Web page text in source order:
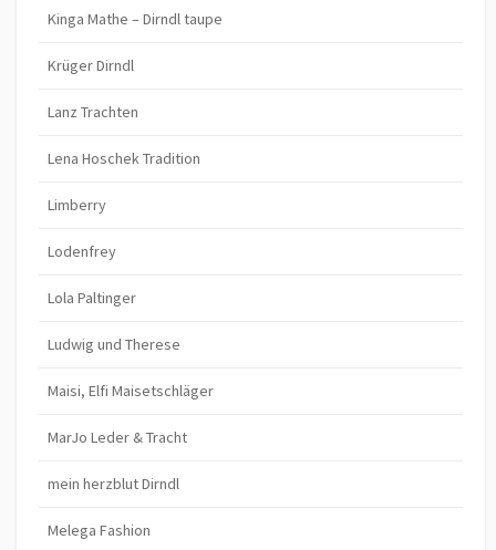
Kinga Mathe – Dirndl taupe
Krüger Dirndl
Lanz Trachten
Lena Hoschek Tradition
Limberry
Lodenfrey
Lola Paltinger
Ludwig und Therese
Maisi, Elfi Maisetschläger
MarJo Leder & Tracht
mein herzblut Dirndl
Melega Fashion